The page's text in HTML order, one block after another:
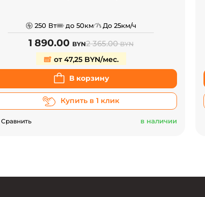
250 Вт до 50км До 25км/ч
1 890.00 BYN2 365.00BYN
от 47,25 BYN/мес.
В корзину
Купить в 1 клик
Сравнить в наличии